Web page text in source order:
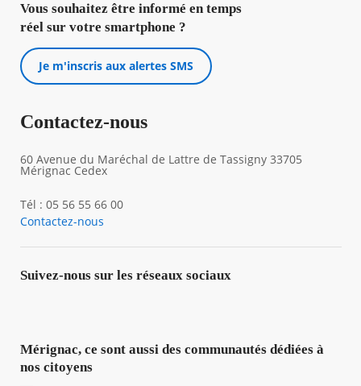
Vous souhaitez être informé en temps
réel sur votre smartphone ?
Je m'inscris aux alertes SMS
Contactez-nous
60 Avenue du Maréchal de Lattre de Tassigny 33705
Mérignac Cedex
Tél : 05 56 55 66 00
Contactez-nous
Suivez-nous sur les réseaux sociaux
Mérignac, ce sont aussi des communautés dédiées à
nos citoyens